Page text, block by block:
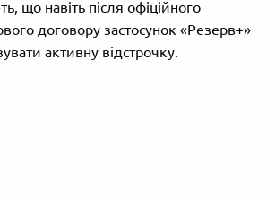
що навіть після офіційного
договору застосунок «Резерв+»
активну відстрочку.